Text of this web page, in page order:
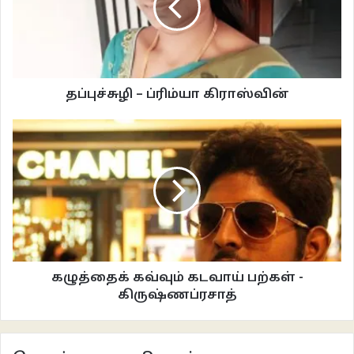
மறுநாளிருந்த முழு ஆண்டு பரீட்சைக்காக படித்துக் கொண்டிருந்தேன். மாலை
நாலு மணிக்கே கருமேகங்கள் சூழ்ந்து சோவென்ற மழை வீட்டின் ஓடுகளை
கழுவிக் கொண்டிருந்தது. வேகமாக வீசிய குளிர் காற்று ஜன்னலுக்குள்
திவலைகளை வீச, போர்வையை இறுக்கிக் கொண்டு வரலாற்றில்
முகலாயர்களுடன் சண்டையிட்டேன்.
சிறிய மான் குட்டி போல அவள் கதவு வழியாக எட்டி பார்த்தாள். வெள்ளையா,
சிவப்பா என்று சொல்ல முடியாத பளிச்சென்ற நிறத்துடன் ஜவுளிக் கடை பொம்மை
போலிருந்தாள். இடக்கையில் குடை, வலக்கையில் ஒயர் கூடை. என்னை பார்த்து
‘அம்மா குடுத்துட்டு வர சொன்னா’ என்றாள். பெரிய கண்கள், சுருட்டை முடி,
முட்டி வரையில் பிராக்குடன் அவள் தெளிவாகப் பேச, எனக்கு யாரிது
என்றிருந்தது. ‘அம்மா’ என்று கத்தி விட்டு அவளையே பார்த்தேன். அவள்
அடுப்படிக்குச் செல்ல ‘வாம்மா, எதுக்கு இந்த மழையில?’ என அம்மா உள்ளே
அழைத்துச் சென்றாள். அப்போது பார்த்த அவள் முகம் என்னுடைய அன்றைய
முகத்தை விட தெளிவாய் ஞாபகமுள்ளது.
தப்புச்சுழி – ப்ரிம்யா கிராஸ்வின்
கழுத்தைக் கவ்வும் கடவாய் பற்கள் -
கிருஷ்ணப்ரசாத்